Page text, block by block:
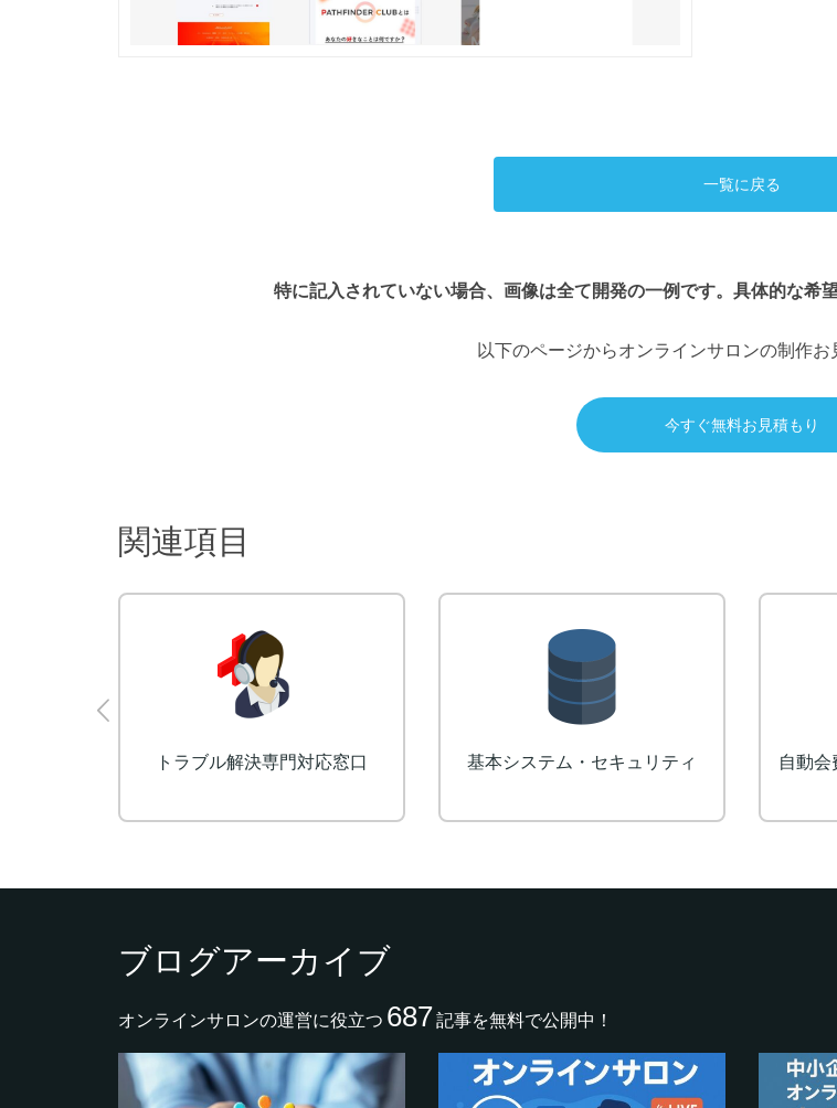
一覧に戻る
特に記入されていない場合、画像は全て開発の一例です。具体的な希
以下のページからオンラインサロンの制作お
今すぐ無料お見積もり
関連項目
予約・決済受付システム ロゴ制作 Eラー
ブログアーカイブ
オンラインサロンの運営に役立つ 687記事を無料で公開中！